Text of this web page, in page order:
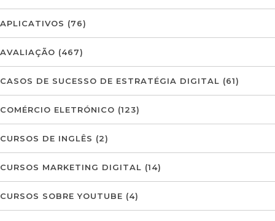
APLICATIVOS (76)
AVALIAÇÃO (467)
CASOS DE SUCESSO DE ESTRATÉGIA DIGITAL (61)
COMÉRCIO ELETRÓNICO (123)
CURSOS DE INGLÊS (2)
CURSOS MARKETING DIGITAL (14)
CURSOS SOBRE YOUTUBE (4)